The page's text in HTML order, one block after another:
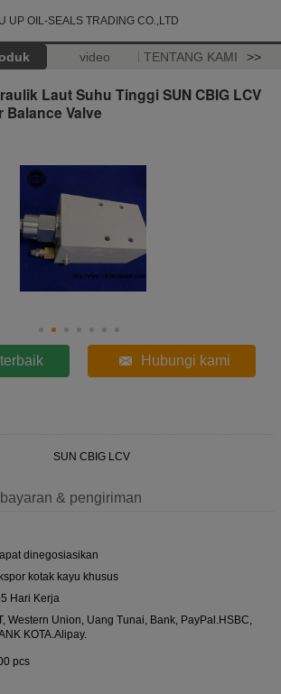
UP OIL-SEALS TRADING CO.,LTD
video TENTANG KAMI >>
Laut Suhu Tinggi SUN CBIG LCV
Valve
Hubungi kami
SUN CBIG LCV
& pengiriman
dinegosiasikan
kotak kayu khusus
Hari Kerja
Western Union, Uang Tunai, Bank, PayPal.HSBC,
KOTA.Alipay.
pcs